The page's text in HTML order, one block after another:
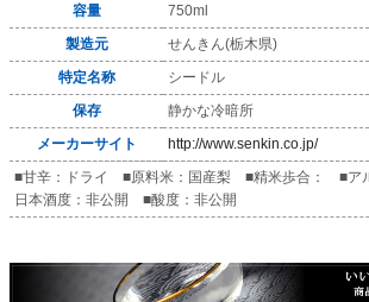
容量
750ml
製造元
せんきん(栃木県)
特定名称
シードル
保存
静かな冷暗所
メーカーサイト
http://www.senkin.co.jp/
■甘辛：ドライ ■原料米：国産梨 ■精米歩合： ■ア
日本酒度：非公開 ■酸度：非公開